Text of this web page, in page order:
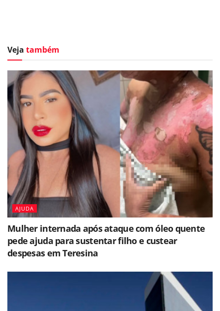
Veja também
AJUDA
Mulher internada após ataque com óleo quente
pede ajuda para sustentar filho e custear
despesas em Teresina